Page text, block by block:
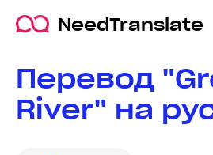
NeedTranslate
Перевод
River" на